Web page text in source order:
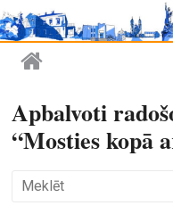
Apbalvoti
“Mosties kopā